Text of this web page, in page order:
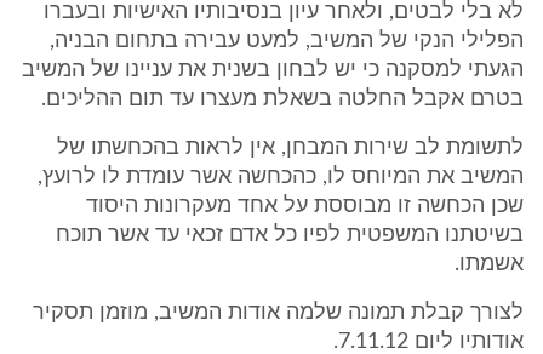
לא בלי לבטים, ולאחר עיון בנסיבותיו האישיות ובעברו
הפלילי הנקי של המשיב, למעט עבירה בתחום הבניה,
הגעתי למסקנה כי יש לבחון בשנית את עניינו של המשיב
בטרם אקבל החלטה בשאלת מעצרו עד תום ההליכים.
לתשומת לב שירות המבחן, אין לראות בהכחשתו של
המשיב את המיוחס לו, כהכחשה אשר עומדת לו לרועץ,
שכן הכחשה זו מבוססת על אחד מעקרונות היסוד
בשיטתנו המשפטית לפיו כל אדם זכאי עד אשר תוכח
אשמתו.
לצורך קבלת תמונה שלמה אודות המשיב, מוזמן תסקיר
אודותיו ליום 7.11.12.